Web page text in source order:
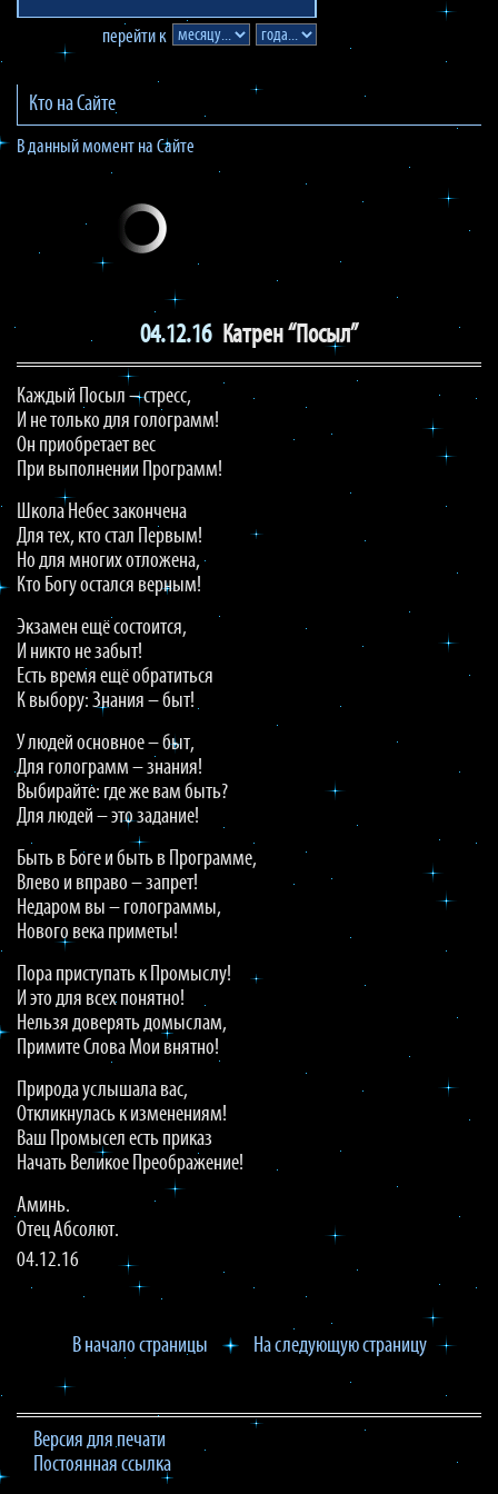
перейти к
Кто на Сайте
В данный момент на Сайте
04.12.16 Катрен “Посыл”
Каждый Посыл – стресс,
И не только для голограмм!
Он приобретает вес
При выполнении Программ!
Школа Небес закончена
Для тех, кто стал Первым!
Но для многих отложена,
Кто Богу остался верным!
Экзамен ещё состоится,
И никто не забыт!
Есть время ещё обратиться
К выбору: Знания – быт!
У людей основное – быт,
Для голограмм – знания!
Выбирайте: где же вам быть?
Для людей – это задание!
Быть в Боге и быть в Программе,
Влево и вправо – запрет!
Недаром вы – голограммы,
Нового века приметы!
Пора приступать к Промыслу!
И это для всех понятно!
Нельзя доверять домыслам,
Примите Слова Мои внятно!
Природа услышала вас,
Откликнулась к изменениям!
Ваш Промысел есть приказ
Начать Великое Преображение!
Аминь.
Отец Абсолют.
04.12.16
В начало страницы На следующую страницу
Версия для печати
Постоянная ссылка